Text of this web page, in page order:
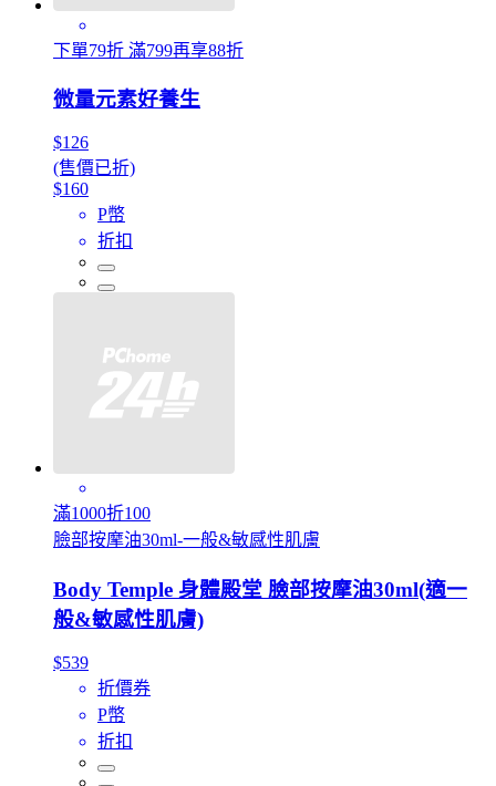
下單79折 滿799再享88折
微量元素好養生
$126
(售價已折)
$160
P幣
折扣
滿1000折100
臉部按摩油30ml-一般&敏感性肌膚
Body Temple 身體殿堂 臉部按摩油30ml(適一
般&敏感性肌膚)
$539
折價券
P幣
折扣